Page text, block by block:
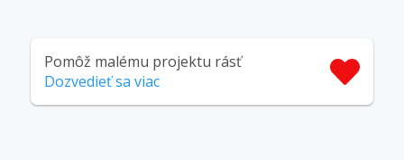
Pomôž malému projektu rásť
Dozvedieť sa viac